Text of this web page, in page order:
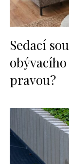
Sedací
pravou?